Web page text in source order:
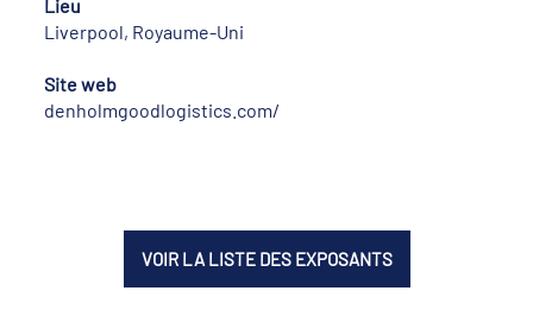
Lieu
Liverpool, Royaume-Uni
Site web
denholmgoodlogistics.com/
VOIR LA LISTE DES EXPOSANTS